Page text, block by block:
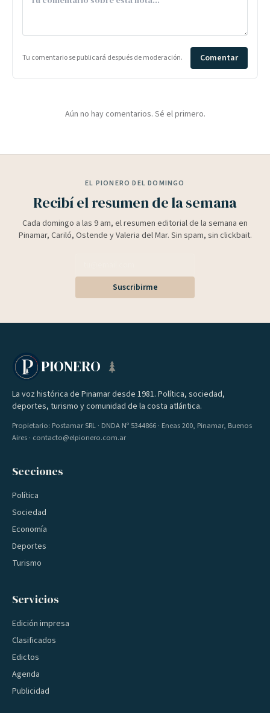
Tu comentario se publicará después de moderación. Comentar
Aún no hay comentarios. Sé el primero.
EL PIONERO DEL DOMINGO
Recibí el resumen de la semana
Cada domingo a las 9 am, el resumen editorial de la semana en
Pinamar, Cariló, Ostende y Valeria del Mar. Sin spam, sin clickbait.
Suscribirme
PIONERO
La voz histórica de Pinamar desde 1981. Política, sociedad,
deportes, turismo y comunidad de la costa atlántica.
Propietario: Postamar SRL · DNDA Nº 5344866 · Eneas 200, Pinamar, Buenos
Aires · contacto@elpionero.com.ar
Secciones
Política
Sociedad
Economía
Deportes
Turismo
Servicios
Edición impresa
Clasificados
Edictos
Agenda
Publicidad